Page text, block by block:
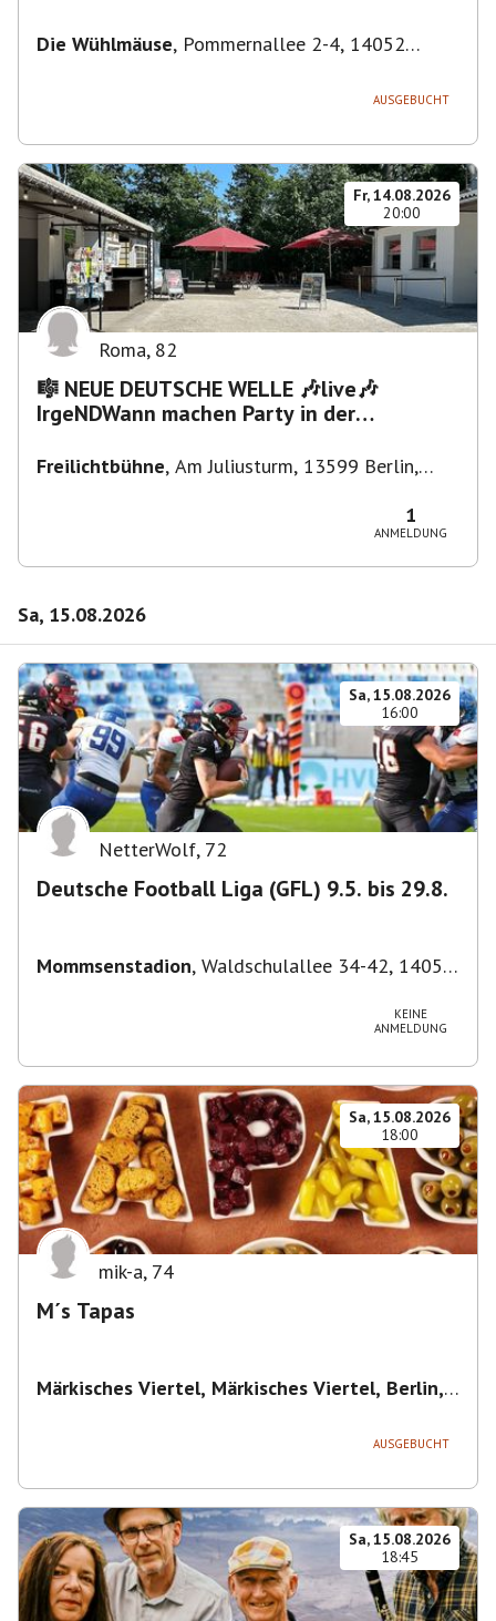
Die Wühlmäuse, Pommernallee 2-4, 14052
AUSGEBUCHT
Fr, 14.08.2026
20:00
Roma, 82
🎼 NEUE DEUTSCHE WELLE 🎶live🎶
IrgeNDWann machen Party in der
Freilichtbühne, Am Juliusturm, 13599 Berlin,
1
ANMELDUNG
Sa, 15.08.2026
Sa, 15.08.2026
16:00
NetterWolf, 72
Deutsche Football Liga (GFL) 9.5. bis 29.8.
Mommsenstadion, Waldschulallee 34-42, 14055
KEINE
ANMELDUNG
Sa, 15.08.2026
18:00
mik-a, 74
M´s Tapas
Märkisches Viertel, Märkisches Viertel, Berlin,
AUSGEBUCHT
Sa, 15.08.2026
18:45